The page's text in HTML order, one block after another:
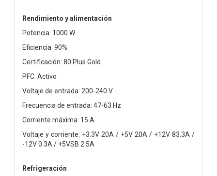
Rendimiento y alimentación
Potencia: 1000 W
Eficiencia: 90%
Certificación: 80 Plus Gold
PFC: Activo
Voltaje de entrada: 200-240 V
Frecuencia de entrada: 47-63 Hz
Corriente máxima: 15 A
Voltaje y corriente: +3.3V 20A / +5V 20A / +12V 83.3A /
-12V 0.3A / +5VSB 2.5A
Refrigeración